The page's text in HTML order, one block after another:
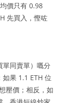
價只有 0.98
先買入，慳咗
單同賣單）嘅分
果 1.1 ETH 位
壓價；相反，如